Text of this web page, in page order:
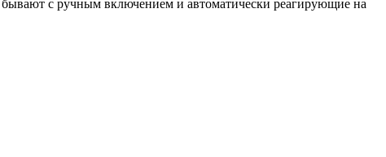
с ручным включением и автоматически реагирующие на